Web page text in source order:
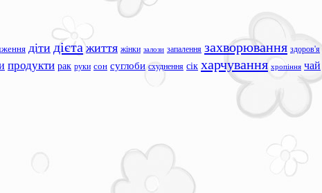
діти дієта життя жінки залози запалення захворювання здоров'я
продукти рак руки сон суглоби схуднення сік харчування хропіння чай